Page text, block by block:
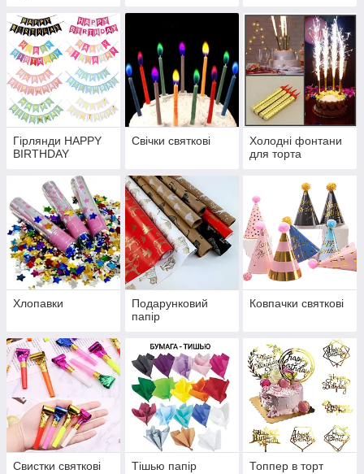
Гірлянди HAPPY
BIRTHDAY
Свічки святкові
Холодні фонтани
для торта
Хлопавки
Подарунковий
папір
Ковпачки святкові
Свистки святкові Тішью папір Топпер в торт